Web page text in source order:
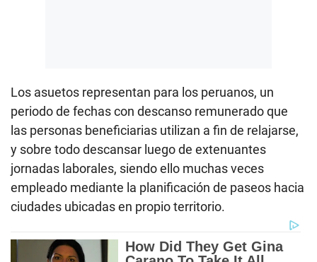
Los asuetos representan para los peruanos, un
periodo de fechas con descanso remunerado que
las personas beneficiarias utilizan a fin de relajarse,
y sobre todo descansar luego de extenuantes
jornadas laborales, siendo ello muchas veces
empleado mediante la planificación de paseos hacia
ciudades ubicadas en propio territorio.